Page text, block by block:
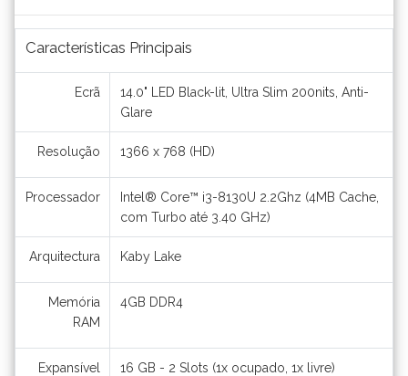
Características Principais
Ecrã
14.0" LED Black-lit, Ultra Slim 200nits, Anti-
Glare
Resolução 1366 x 768 (HD)
Processador
Intel® Core™ i3-8130U 2.2Ghz (4MB Cache,
com Turbo até 3.40 GHz)
Arquitectura Kaby Lake
Memória
RAM
4GB DDR4
Expansível 16 GB - 2 Slots (1x ocupado, 1x livre)